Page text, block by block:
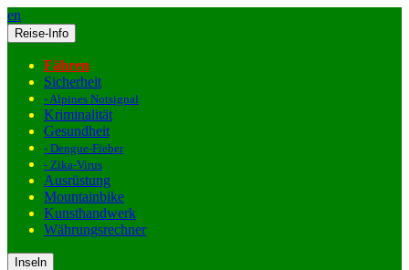
en
Reise-Info
Fähren
Sicherheit
- Alpines Notsignal
Kriminalität
Gesundheit
- Dengue-Fieber
- Zika-Virus
Ausrüstung
Mountainbike
Kunsthandwerk
Währungsrechner
Inseln